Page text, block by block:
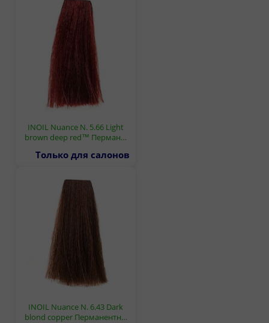
INOIL Nuance N. 5.66 Light
brown deep red™ Перман…
Только для салонов
INOIL Nuance N. 6.43 Dark
blond copper Перманентн…